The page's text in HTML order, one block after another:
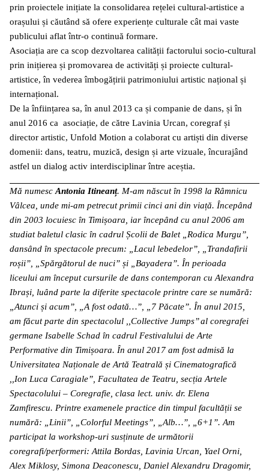
prin proiectele inițiate la consolidarea rețelei cultural-artistice a
orașului și căutând să ofere experiențe culturale cât mai vaste
publicului aflat într-o continuă formare.
Asociația are ca scop dezvoltarea calității factorului socio-cultural
prin inițierea și promovarea de activități și proiecte cultural-
artistice, în vederea îmbogățirii patrimoniului artistic național și
internațional.
De la înființarea sa, în anul 2013 ca și companie de dans, și în
anul 2016 ca asociație, de către Lavinia Urcan, coregraf și
director artistic, Unfold Motion a colaborat cu artiști din diverse
domenii: dans, teatru, muzică, design și arte vizuale, încurajând
astfel un dialog activ interdisciplinar între aceștia.
Mă numesc Antonia Itineanț. M-am născut în 1998 la Râmnicu
Vâlcea, unde mi-am petrecut primii cinci ani din viață. Începând
din 2003 locuiesc în Timișoara, iar începând cu anul 2006 am
studiat baletul clasic în cadrul Școlii de Balet „Rodica Murgu”,
dansând în spectacole precum: „Lacul lebedelor”, „Trandafirii
roșii”, „Spărgătorul de nuci” și „Bayadera”. În perioada
liceului am început cursurile de dans contemporan cu Alexandra
Ibrași, luând parte la diferite spectacole printre care se numără:
„Atunci și acum”, „A fost odată…”, „7 Păcate”. În anul 2015,
am făcut parte din spectacolul ,,Collective Jumps’’ al coregrafei
germane Isabelle Schad în cadrul Festivalului de Arte
Performative din Timișoara. În anul 2017 am fost admisă la
Universitatea Naționale de Artă Teatrală și Cinematografică
,,Ion Luca Caragiale”, Facultatea de Teatru, secția Artele
Spectacolului – Coregrafie, clasa lect. univ. dr. Elena
Zamfirescu. Printre examenele practice din timpul facultății se
numără: „Linii”, „Colorful Meetings”, „Alb…”, „6+1”. Am
participat la workshop-uri susținute de următorii
coregrafi/performeri: Attila Bordas, Lavinia Urcan, Yael Orni,
Alex Miklosy, Simona Deaconescu, Daniel Alexandru Dragomir,